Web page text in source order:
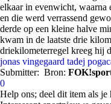
elkaar in evenwicht, waarna
en die werd verrassend
derde op een kleine halve
kwam in de laatste drie
driekilometerregel kreeg hij
jonas vingegaard tadej
Submitter: Bron:
0
Help ons; deel dit item als je